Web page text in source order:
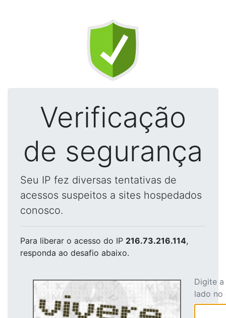
Verificação
de segurança
Seu IP fez diversas tentativas de
acessos suspeitos a sites hospedados
conosco.
Para liberar o acesso do IP 216.73.216.114,
responda ao desafio abaixo.
Digite
lado no